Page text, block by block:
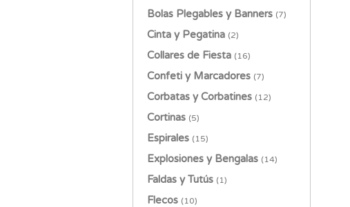
Bolas Plegables y Banners (7)
Cinta y Pegatina (2)
Collares de Fiesta (16)
Confeti y Marcadores (7)
Corbatas y Corbatines (12)
Cortinas (5)
Espirales (15)
Explosiones y Bengalas (14)
Faldas y Tutús (1)
Flecos (10)